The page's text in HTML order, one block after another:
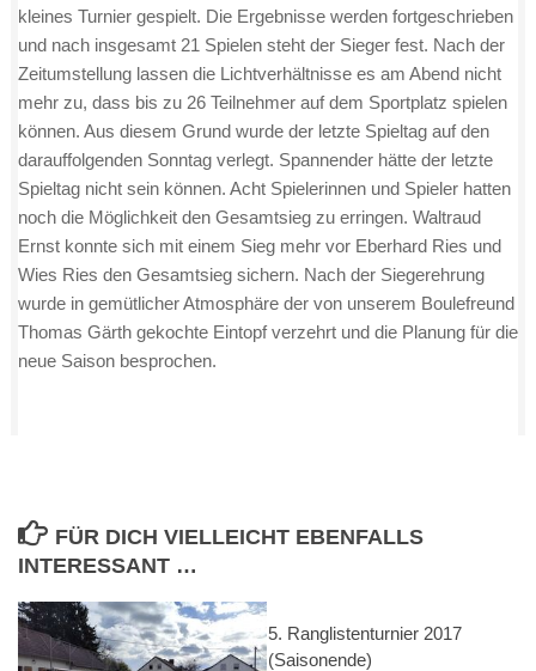
kleines Turnier gespielt. Die Ergebnisse werden fortgeschrieben
und nach insgesamt 21 Spielen steht der Sieger fest. Nach der
Zeitumstellung lassen die Lichtverhältnisse es am Abend nicht
mehr zu, dass bis zu 26 Teilnehmer auf dem Sportplatz spielen
können. Aus diesem Grund wurde der letzte Spieltag auf den
darauffolgenden Sonntag verlegt. Spannender hätte der letzte
Spieltag nicht sein können. Acht Spielerinnen und Spieler hatten
noch die Möglichkeit den Gesamtsieg zu erringen. Waltraud
Ernst konnte sich mit einem Sieg mehr vor Eberhard Ries und
Wies Ries den Gesamtsieg sichern. Nach der Siegerehrung
wurde in gemütlicher Atmosphäre der von unserem Boulefreund
Thomas Gärth gekochte Eintopf verzehrt und die Planung für die
neue Saison besprochen.
FÜR DICH VIELLEICHT EBENFALLS
INTERESSANT …
5. Ranglistenturnier 2017
(Saisonende)